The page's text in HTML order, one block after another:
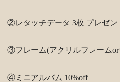
②レタッチデータ 3枚 プレゼン
③フレーム(アクリルフレームor
④ミニアルバム 10%off